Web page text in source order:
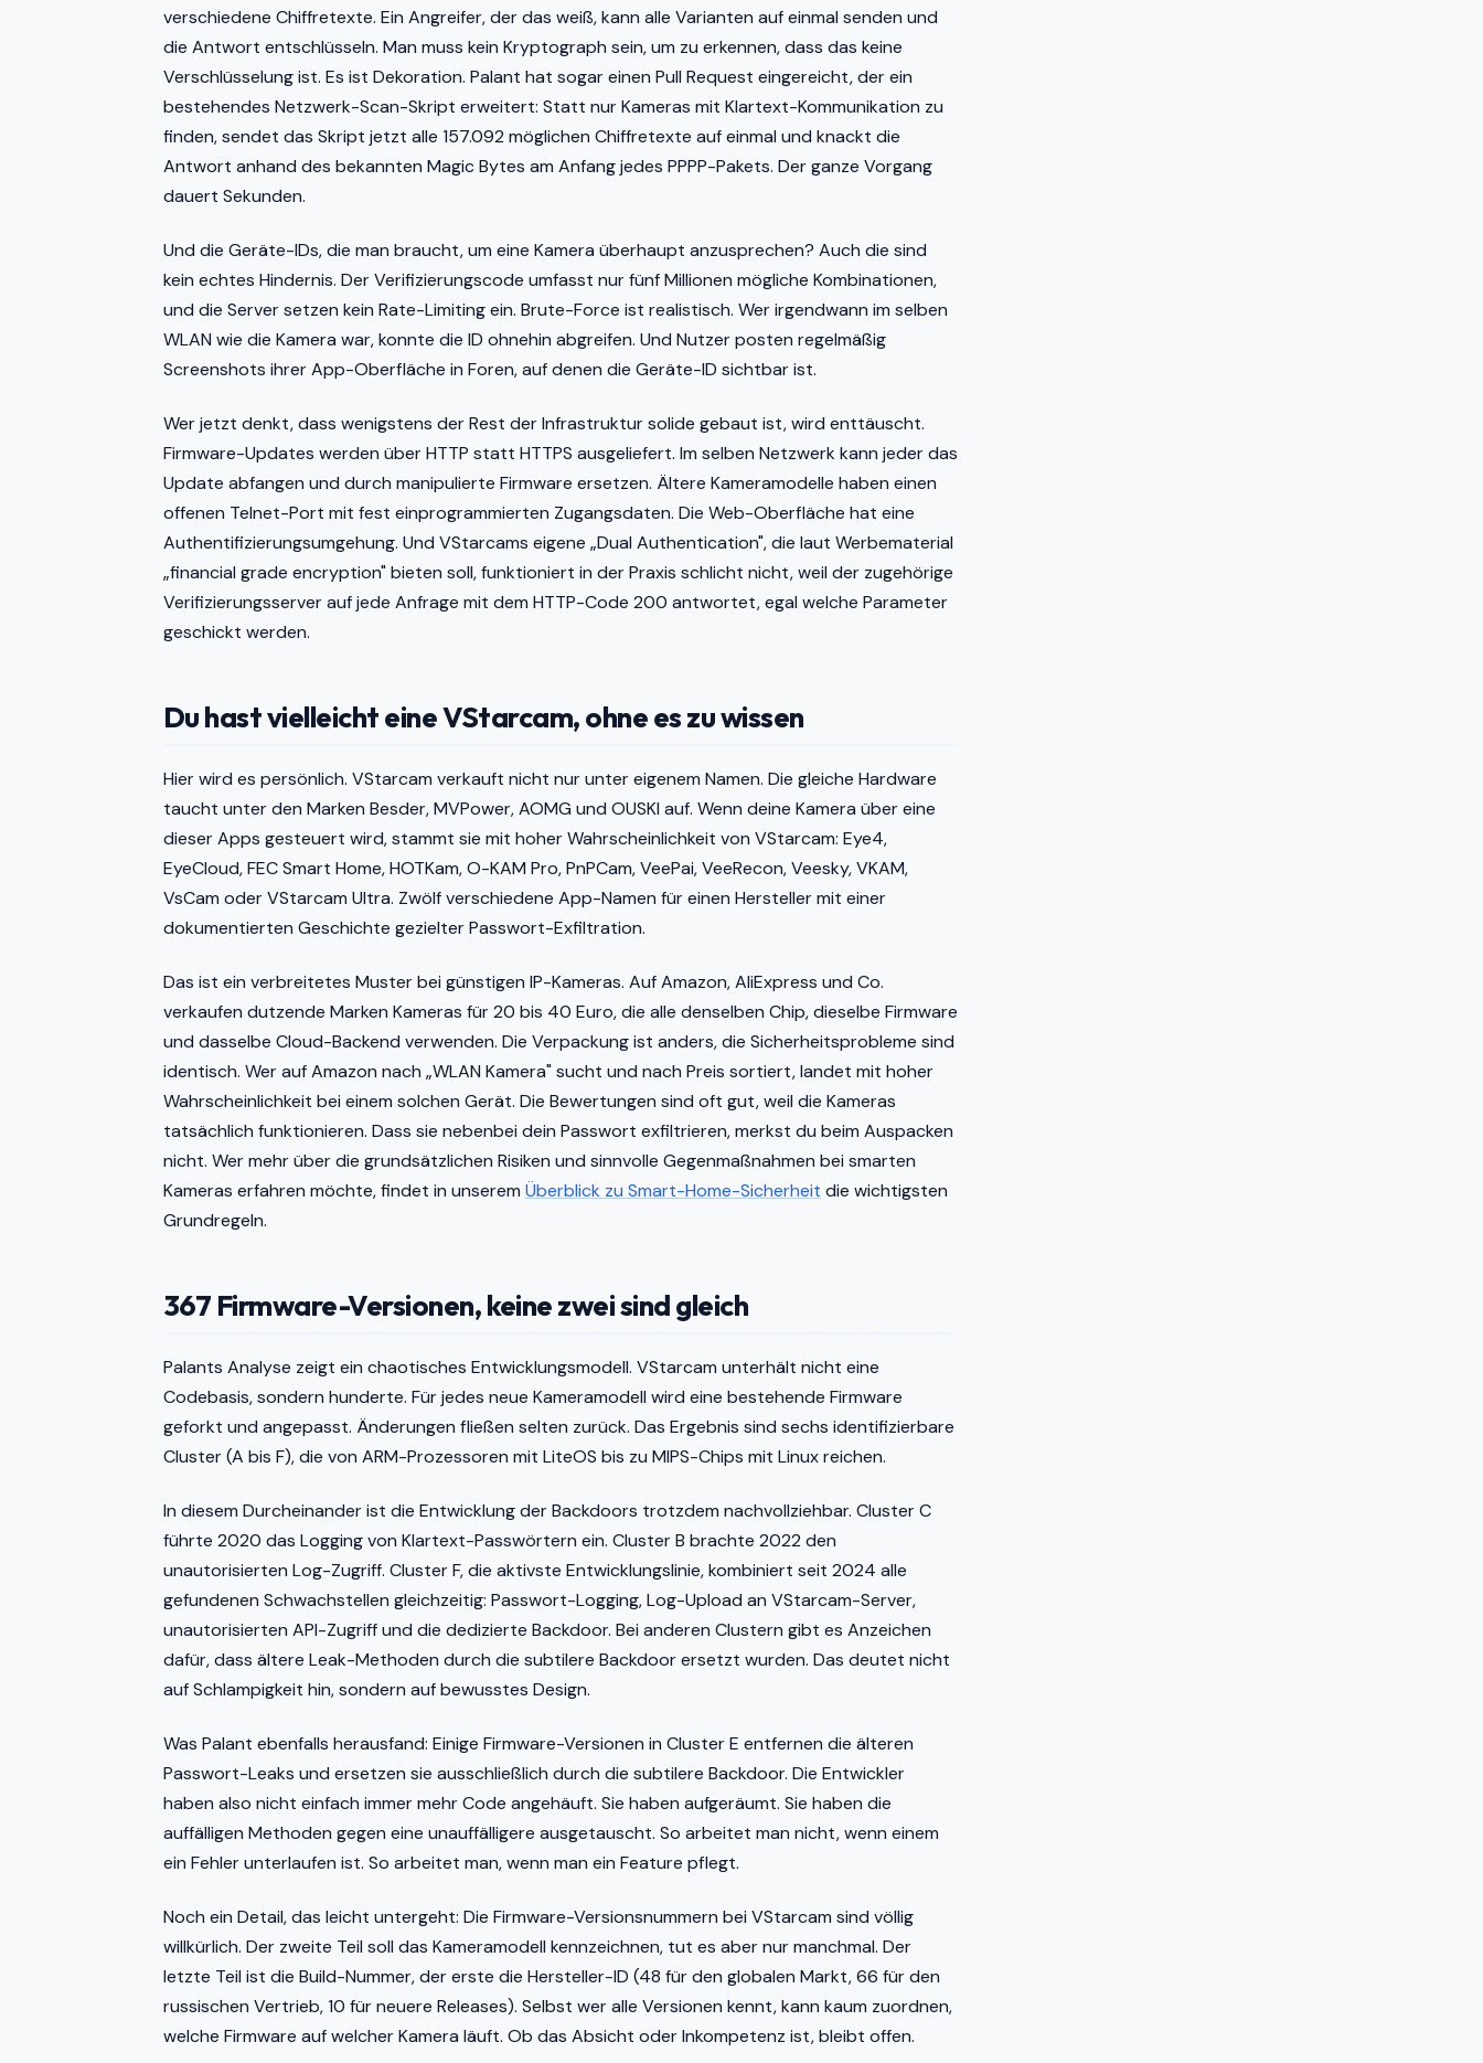
verschiedene Chiffretexte. Ein Angreifer, der das weiß, kann alle Varianten auf einmal senden und
die Antwort entschlüsseln. Man muss kein Kryptograph sein, um zu erkennen, dass das keine
Verschlüsselung ist. Es ist Dekoration. Palant hat sogar einen Pull Request eingereicht, der ein
bestehendes Netzwerk-Scan-Skript erweitert: Statt nur Kameras mit Klartext-Kommunikation zu
finden, sendet das Skript jetzt alle 157.092 möglichen Chiffretexte auf einmal und knackt die
Antwort anhand des bekannten Magic Bytes am Anfang jedes PPPP-Pakets. Der ganze Vorgang
dauert Sekunden.
Und die Geräte-IDs, die man braucht, um eine Kamera überhaupt anzusprechen? Auch die sind
kein echtes Hindernis. Der Verifizierungscode umfasst nur fünf Millionen mögliche Kombinationen,
und die Server setzen kein Rate-Limiting ein. Brute-Force ist realistisch. Wer irgendwann im selben
WLAN wie die Kamera war, konnte die ID ohnehin abgreifen. Und Nutzer posten regelmäßig
Screenshots ihrer App-Oberfläche in Foren, auf denen die Geräte-ID sichtbar ist.
Wer jetzt denkt, dass wenigstens der Rest der Infrastruktur solide gebaut ist, wird enttäuscht.
Firmware-Updates werden über HTTP statt HTTPS ausgeliefert. Im selben Netzwerk kann jeder das
Update abfangen und durch manipulierte Firmware ersetzen. Ältere Kameramodelle haben einen
offenen Telnet-Port mit fest einprogrammierten Zugangsdaten. Die Web-Oberfläche hat eine
Authentifizierungsumgehung. Und VStarcams eigene „Dual Authentication", die laut Werbematerial
„financial grade encryption" bieten soll, funktioniert in der Praxis schlicht nicht, weil der zugehörige
Verifizierungsserver auf jede Anfrage mit dem HTTP-Code 200 antwortet, egal welche Parameter
geschickt werden.
Du hast vielleicht eine VStarcam, ohne es zu wissen
Hier wird es persönlich. VStarcam verkauft nicht nur unter eigenem Namen. Die gleiche Hardware
taucht unter den Marken Besder, MVPower, AOMG und OUSKI auf. Wenn deine Kamera über eine
dieser Apps gesteuert wird, stammt sie mit hoher Wahrscheinlichkeit von VStarcam: Eye4,
EyeCloud, FEC Smart Home, HOTKam, O-KAM Pro, PnPCam, VeePai, VeeRecon, Veesky, VKAM,
VsCam oder VStarcam Ultra. Zwölf verschiedene App-Namen für einen Hersteller mit einer
dokumentierten Geschichte gezielter Passwort-Exfiltration.
Das ist ein verbreitetes Muster bei günstigen IP-Kameras. Auf Amazon, AliExpress und Co.
verkaufen dutzende Marken Kameras für 20 bis 40 Euro, die alle denselben Chip, dieselbe Firmware
und dasselbe Cloud-Backend verwenden. Die Verpackung ist anders, die Sicherheitsprobleme sind
identisch. Wer auf Amazon nach „WLAN Kamera" sucht und nach Preis sortiert, landet mit hoher
Wahrscheinlichkeit bei einem solchen Gerät. Die Bewertungen sind oft gut, weil die Kameras
tatsächlich funktionieren. Dass sie nebenbei dein Passwort exfiltrieren, merkst du beim Auspacken
nicht. Wer mehr über die grundsätzlichen Risiken und sinnvolle Gegenmaßnahmen bei smarten
Kameras erfahren möchte, findet in unseremÜberblick zu Smart-Home-Sicherheit die wichtigsten
Grundregeln.
367 Firmware-Versionen, keine zwei sind gleich
Palants Analyse zeigt ein chaotisches Entwicklungsmodell. VStarcam unterhält nicht eine
Codebasis, sondern hunderte. Für jedes neue Kameramodell wird eine bestehende Firmware
geforkt und angepasst. Änderungen fließen selten zurück. Das Ergebnis sind sechs identifizierbare
Cluster (A bis F), die von ARM-Prozessoren mit LiteOS bis zu MIPS-Chips mit Linux reichen.
In diesem Durcheinander ist die Entwicklung der Backdoors trotzdem nachvollziehbar. Cluster C
führte 2020 das Logging von Klartext-Passwörtern ein. Cluster B brachte 2022 den
unautorisierten Log-Zugriff. Cluster F, die aktivste Entwicklungslinie, kombiniert seit 2024 alle
gefundenen Schwachstellen gleichzeitig: Passwort-Logging, Log-Upload an VStarcam-Server,
unautorisierten API-Zugriff und die dedizierte Backdoor. Bei anderen Clustern gibt es Anzeichen
dafür, dass ältere Leak-Methoden durch die subtilere Backdoor ersetzt wurden. Das deutet nicht
auf Schlampigkeit hin, sondern auf bewusstes Design.
Was Palant ebenfalls herausfand: Einige Firmware-Versionen in Cluster E entfernen die älteren
Passwort-Leaks und ersetzen sie ausschließlich durch die subtilere Backdoor. Die Entwickler
haben also nicht einfach immer mehr Code angehäuft. Sie haben aufgeräumt. Sie haben die
auffälligen Methoden gegen eine unauffälligere ausgetauscht. So arbeitet man nicht, wenn einem
ein Fehler unterlaufen ist. So arbeitet man, wenn man ein Feature pflegt.
Noch ein Detail, das leicht untergeht: Die Firmware-Versionsnummern bei VStarcam sind völlig
willkürlich. Der zweite Teil soll das Kameramodell kennzeichnen, tut es aber nur manchmal. Der
letzte Teil ist die Build-Nummer, der erste die Hersteller-ID (48 für den globalen Markt, 66 für den
russischen Vertrieb, 10 für neuere Releases). Selbst wer alle Versionen kennt, kann kaum zuordnen,
welche Firmware auf welcher Kamera läuft. Ob das Absicht oder Inkompetenz ist, bleibt offen.